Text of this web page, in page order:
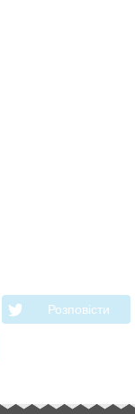
Розповiсти